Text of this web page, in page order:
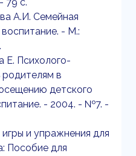
А.И. Семейная
- М.:
Е. Психолого-
родителям в
детского
- 2004. - №7. -
и упражнения для
Пособие для